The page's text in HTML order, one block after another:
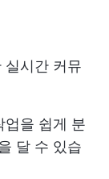
실시간 커뮤
업을 쉽게 분
달 수 있습